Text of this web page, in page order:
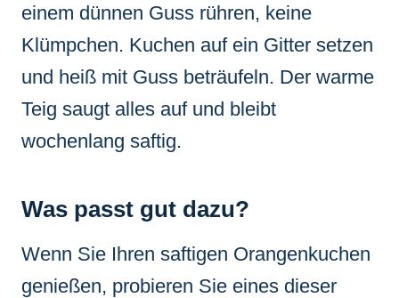
einem dünnen Guss rühren, keine
Klümpchen. Kuchen auf ein Gitter setzen
und heiß mit Guss beträufeln. Der warme
Teig saugt alles auf und bleibt
wochenlang saftig.
Was passt gut dazu?
Wenn Sie Ihren saftigen Orangenkuchen
genießen, probieren Sie eines dieser